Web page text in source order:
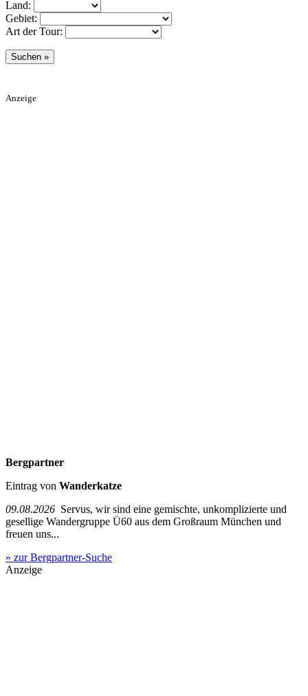
Land:
Gebiet:
Art der Tour:
Anzeige
Bergpartner
Eintrag von Wanderkatze
09.08.2026 Servus, wir sind eine gemischte, unkomplizierte und
gesellige Wandergruppe Ü60 aus dem Großraum München und
freuen uns...
» zur Bergpartner-Suche
Anzeige